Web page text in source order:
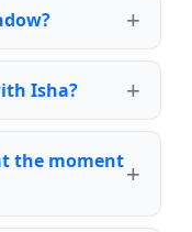
Isha?
the moment